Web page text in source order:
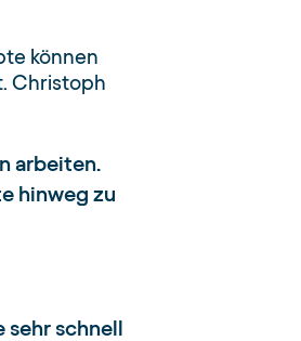
können
Christoph
arbeiten.
hinweg zu
sehr schnell